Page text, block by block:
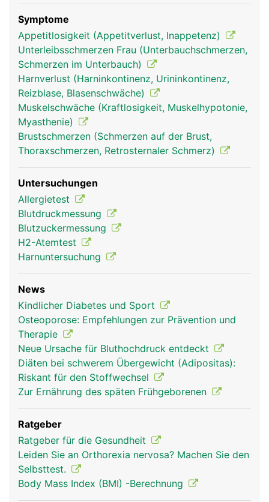
Symptome
Appetitlosigkeit (Appetitverlust, Inappetenz)
Unterleibsschmerzen Frau (Unterbauchschmerzen,
Schmerzen im Unterbauch)
Harnverlust (Harninkontinenz, Urininkontinenz,
Reizblase, Blasenschwäche)
Muskelschwäche (Kraftlosigkeit, Muskelhypotonie,
Myasthenie)
Brustschmerzen (Schmerzen auf der Brust,
Thoraxschmerzen, Retrosternaler Schmerz)
Untersuchungen
Allergietest
Blutdruckmessung
Blutzuckermessung
H2-Atemtest
Harnuntersuchung
News
Kindlicher Diabetes und Sport
Osteoporose: Empfehlungen zur Prävention und
Therapie
Neue Ursache für Bluthochdruck entdeckt
Diäten bei schwerem Übergewicht (Adipositas):
Riskant für den Stoffwechsel
Zur Ernährung des späten Frühgeborenen
Ratgeber
Ratgeber für die Gesundheit
Leiden Sie an Orthorexia nervosa? Machen Sie den
Selbsttest.
Body Mass Index (BMI) -Berechnung